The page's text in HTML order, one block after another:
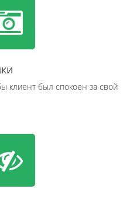
клиент был спокоен за свой